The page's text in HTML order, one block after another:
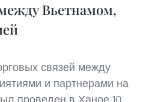
Вьетнамом,
связей между
и партнерами на